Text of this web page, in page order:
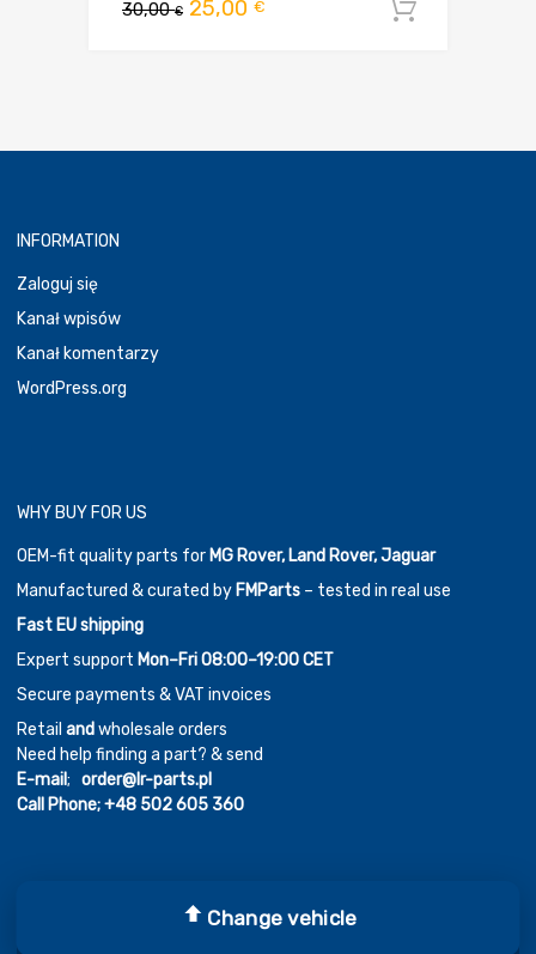
30,00€ Pierwotna
25,00 €
INFORMATION
Zaloguj się
Kanał wpisów
Kanał komentarzy
WordPress.org
WHY BUY FOR US
OEM-fit quality parts for MG Rover, Land Rover, Jaguar
Manufactured & curated by FMParts – tested in real use
Fast EU shipping
Expert support Mon–Fri 08:00–19:00 CET
Secure payments & VAT invoices
Retail andwholesale orders
Need help finding a part? & send
E-mail; order@lr-parts.pl
Call Phone;+48 502 605 360
Chromium Auto Parts byThemes Zone
Change vehicle